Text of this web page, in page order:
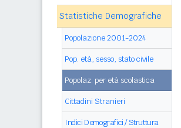
Statistiche Demografiche
Popolazione 2001-2024
Pop. età, sesso, stato civile
Popolaz. per età scolastica
Cittadini Stranieri
Indici Demografici / Struttura